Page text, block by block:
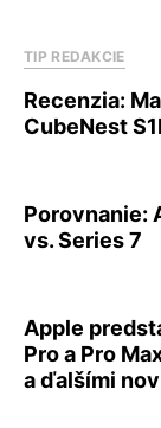
TIP REDAKCIE
Recenzia:
CubeNest
Porovnanie:
vs. Series 7
Apple
Pro a Pro
a ďalšími